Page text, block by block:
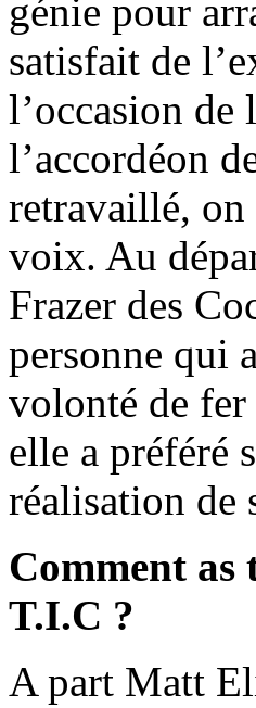
génie pour
satisfait de
l’occasion de
l’accordéon
retravaillé, on
voix. Au
Frazer des
personne qui
volonté de fer
elle a préféré
réalisation de
Comment as
T.I.C ?
A part Matt